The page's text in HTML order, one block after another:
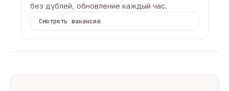
без дублей, обновление каждый час.
Смотреть вакансии